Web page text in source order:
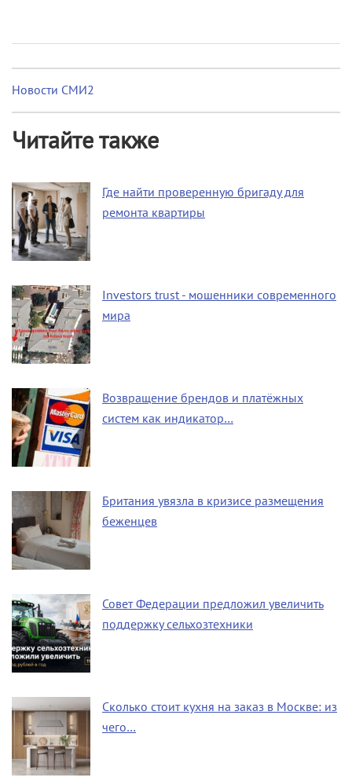
Новости СМИ2
Читайте также
Где найти проверенную бригаду для
ремонта квартиры
Investors trust - мошенники современного
мира
Возвращение брендов и платёжных
систем как индикатор…
Британия увязла в кризисе размещения
беженцев
Совет Федерации предложил увеличить
поддержку сельхозтехники
Сколько стоит кухня на заказ в Москве: из
чего…